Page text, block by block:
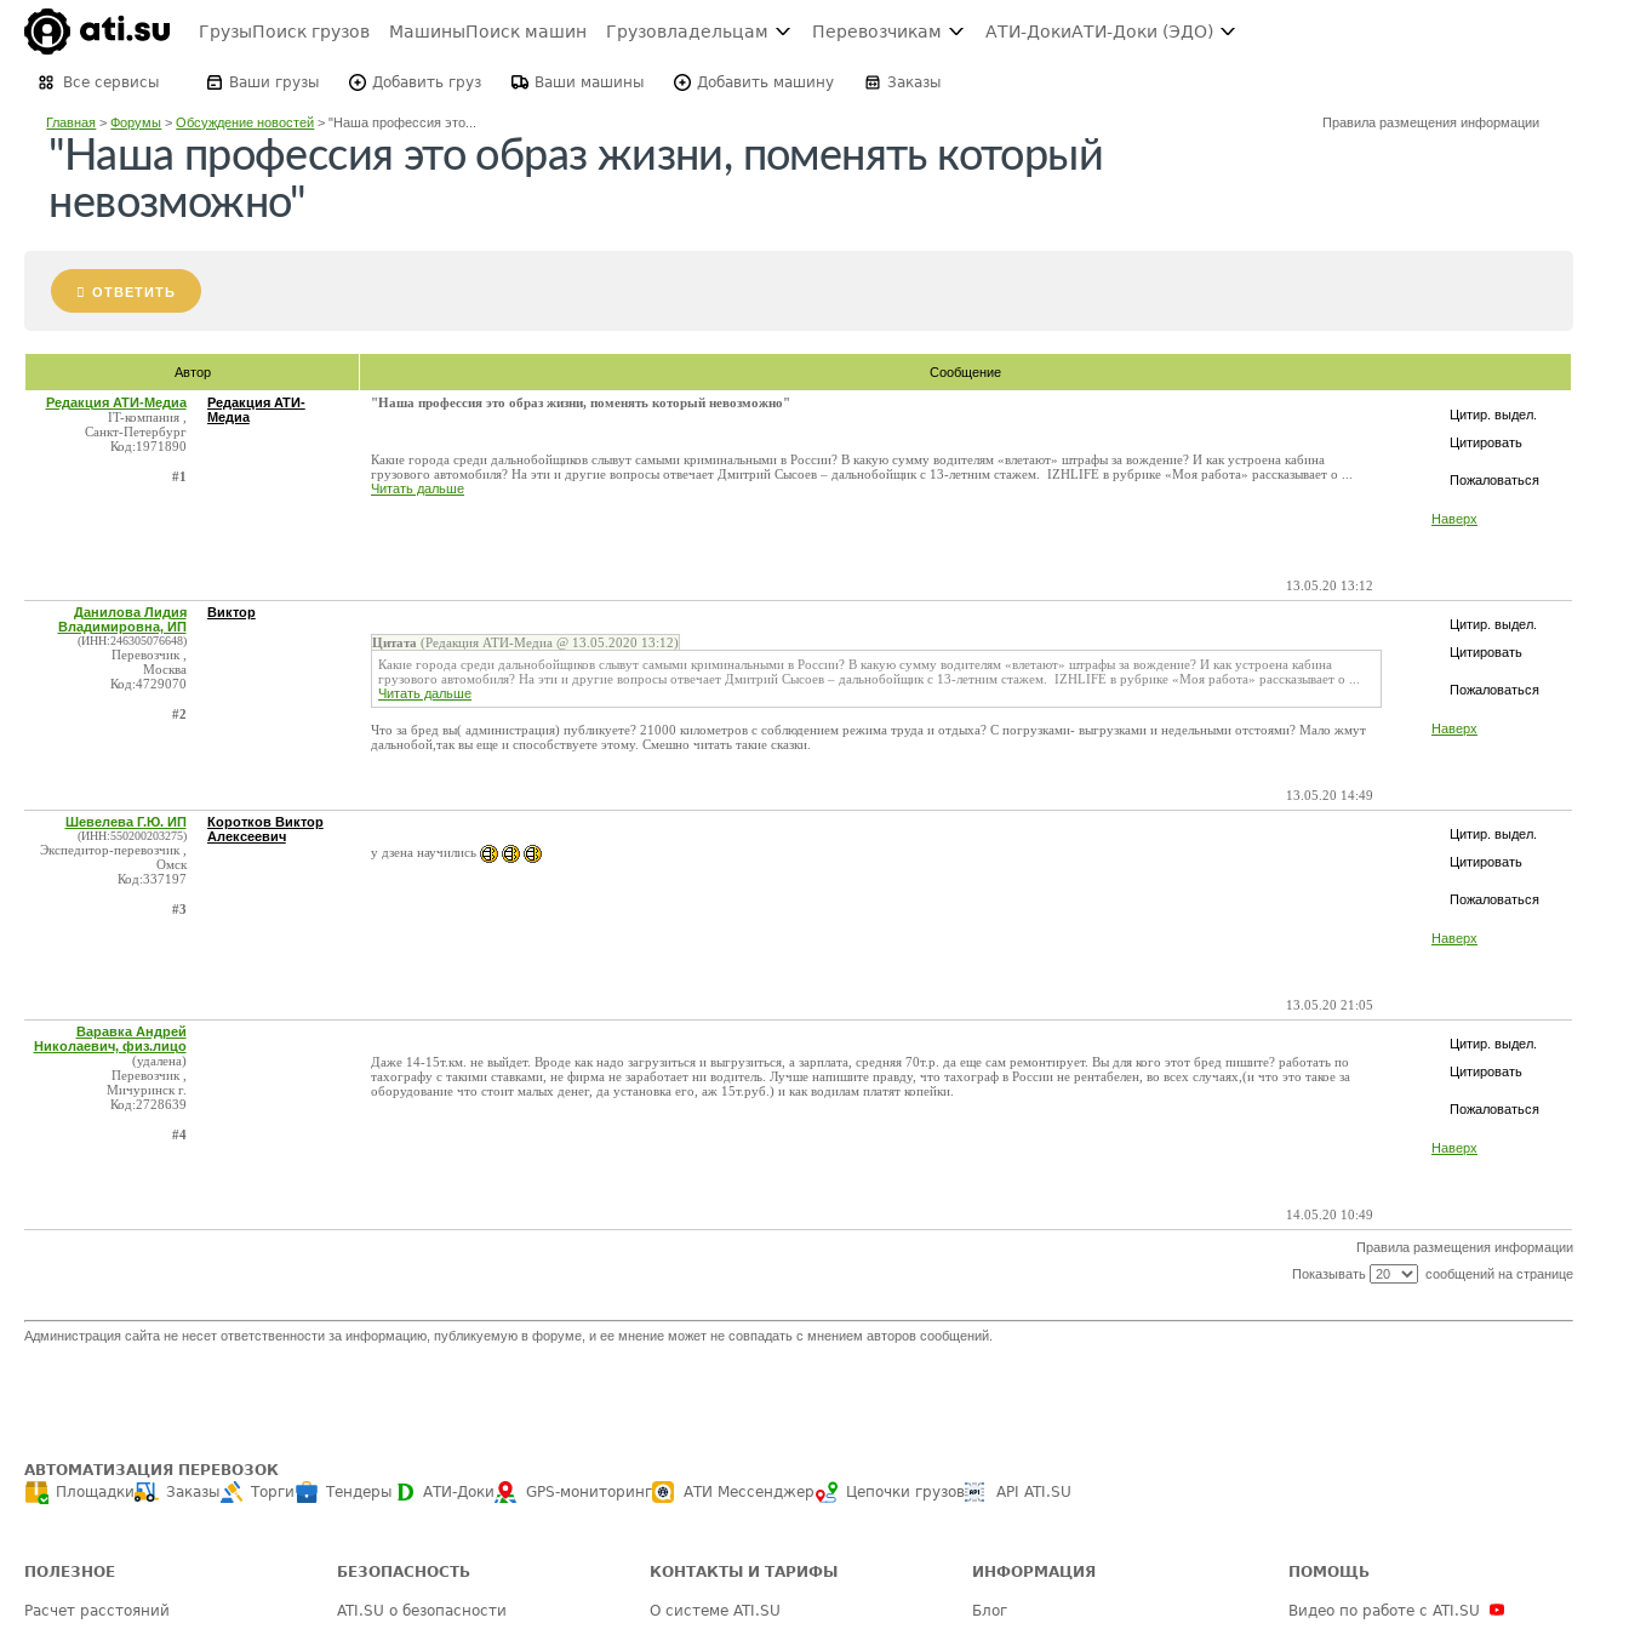
ГрузыПоиск грузов МашиныПоиск машин Грузовладельцам Перевозчикам АТИ-ДокиАТИ-Доки (ЭДО)
Все сервисы Ваши грузы Добавить груз Ваши машины Добавить машину Заказы
Главная >Форумы >Обсуждение новостей >"Наша профессия это... Правила размещения информации
"Наша профессия это образ жизни, поменять который
невозможно"
ОТВЕТИТЬ
Автор Сообщение
Цитир. выдел.
Цитировать
Пожаловаться
Наверх
Редакция АТИ-Медиа
IT-компания ,
Санкт-Петербург
Код:1971890
#1
Редакция АТИ-
Медиа
"Наша профессия это образ жизни, поменять который невозможно"
Какие города среди дальнобойщиков слывут самыми криминальными в России? В какую сумму водителям «влетают» штрафы за вождение? И как устроена кабина
грузового автомобиля? На эти и другие вопросы отвечает Дмитрий Сысоев – дальнобойщик с 13-летним стажем. IZHLIFE в рубрике «Моя работа» рассказывает о ...
Читать дальше
13.05.20 13:12
Цитир. выдел.
Цитировать
Пожаловаться
Наверх
Данилова Лидия
Владимировна, ИП
(ИНН:246305076648)
Перевозчик ,
Москва
Код:4729070
#2
Виктор
Цитата (Редакция АТИ-Медиа @ 13.05.2020 13:12)
Какие города среди дальнобойщиков слывут самыми криминальными в России? В какую сумму водителям «влетают» штрафы за вождение? И как устроена кабина
грузового автомобиля? На эти и другие вопросы отвечает Дмитрий Сысоев – дальнобойщик с 13-летним стажем. IZHLIFE в рубрике «Моя работа» рассказывает о ...
Читать дальше
Что за бред вы( администрация) публикуете? 21000 километров с соблюдением режима труда и отдыха? С погрузками- выгрузками и недельными отстоями? Мало жмут
дальнобой,так вы еще и способствуете этому. Смешно читать такие сказки.
13.05.20 14:49
Цитир. выдел.
Цитировать
Пожаловаться
Наверх
Шевелева Г.Ю. ИП
(ИНН:550200203275)
Экспедитор-перевозчик ,
Омск
Код:337197
#3
Коротков Виктор
Алексеевич
у дзена научились
13.05.20 21:05
Цитир. выдел.
Цитировать
Пожаловаться
Наверх
Варавка Андрей
Николаевич, физ.лицо
(удалена)
Перевозчик ,
Мичуринск г.
Код:2728639
#4
Даже 14-15т.км. не выйдет. Вроде как надо загрузиться и выгрузиться, а зарплата, средняя 70т.р. да еще сам ремонтирует. Вы для кого этот бред пишите? работать по
тахографу с такими ставками, не фирма не заработает ни водитель. Лучше напишите правду, что тахограф в России не рентабелен, во всех случаях,(и что это такое за
оборудование что стоит малых денег, да установка его, аж 15т.руб.) и как водилам платят копейки.
14.05.20 10:49
Правила размещения информации
Показывать
сообщений на странице
Администрация сайта не несет ответственности за информацию, публикуемую в форуме, и ее мнение может не совпадать с мнением авторов сообщений.
АВТОМАТИЗАЦИЯ ПЕРЕВОЗОК
Площадки
Заказы Торги Тендеры АТИ-Доки GPS-мониторинг АТИ Мессенджер Цепочки грузов API ATI.SU
ПОЛЕЗНОЕ
Расчет расстояний
БЕЗОПАСНОСТЬ
ATI.SU о безопасности
КОНТАКТЫ И ТАРИФЫ
О системе ATI.SU
ИНФОРМАЦИЯ
Блог
ПОМОЩЬ
Видео по работе с ATI.SU